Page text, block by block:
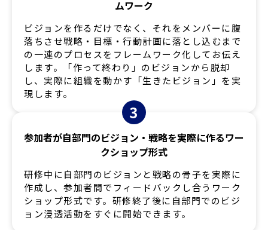
ムワーク
ビジョンを作るだけでなく、それをメンバーに腹
落ちさせ戦略・目標・行動計画に落とし込むまで
の一連のプロセスをフレームワーク化してお伝え
します。「作って終わり」のビジョンから脱却
し、実際に組織を動かす「生きたビジョン」を実
現します。
3
参加者が自部門のビジョン・戦略を実際に作るワー
クショップ形式
研修中に自部門のビジョンと戦略の骨子を実際に
作成し、参加者間でフィードバックし合うワーク
ショップ形式です。研修終了後に自部門でのビジ
ョン浸透活動をすぐに開始できます。